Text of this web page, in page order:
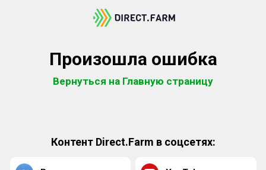
Произошла ошибка
Вернуться на Главную страницу
Контент Direct.Farm в соцсетях: